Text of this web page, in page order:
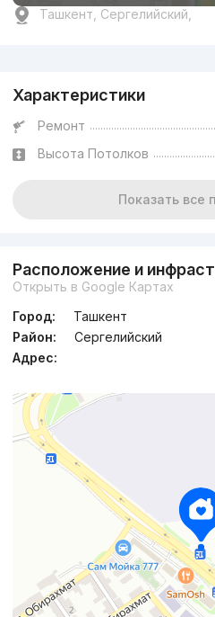
Ташкент, Сергелийский,
Характеристики
Ремонт
Высота Потолков
Показать все
Расположение и
Открыть в Google Картах
Город:
Ташкент
Район:
Сергелийский
Адрес: